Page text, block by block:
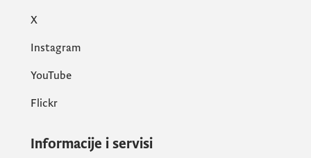
X
Instagram
YouTube
Flickr
Informacije i servisi